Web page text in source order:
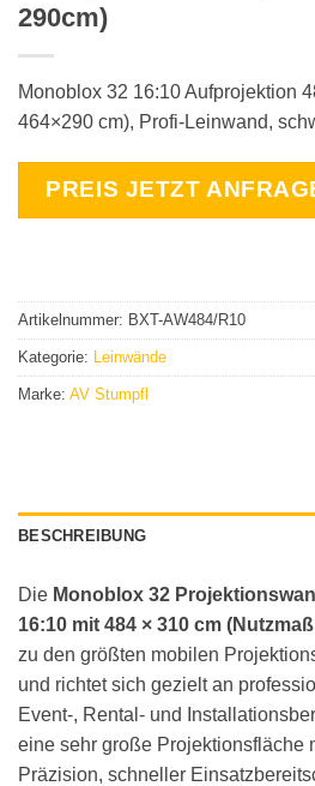
290cm)
Monoblox 32 16:10 Aufprojektion
464×290 cm), Profi-Leinwand,
PREIS JETZT
Artikelnummer: BXT-AW484/R10
Kategorie: Leinwände
Marke: AV Stumpfl
BESCHREIBUNG
Die Monoblox 32
16:10 mit 484 × 310 cm
zu den größten mobilen
und richtet sich gezielt an
Event-, Rental- und
eine sehr große Projektionsfläche
Präzision, schneller